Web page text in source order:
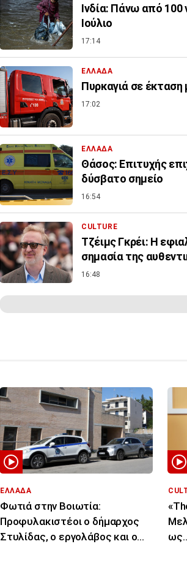
Ινδία: Πάνω από 100
Ιούλιο
17:14
ΕΛΛΑΔΑ
Πυρκαγιά σε
17:02
ΕΛΛΑΔΑ
Θάσος: Επιτυχής
δύσβατο σημείο
16:54
CULTURE
Τζέιμς Γκρέι: H
σημασία της
16:48
ΕΛΛΑΔΑ
Φωτιά στην Βοιωτία:
Προφυλακιστέοι ο δήμαρχος
Στυλίδας, ο εργολάβος και ο